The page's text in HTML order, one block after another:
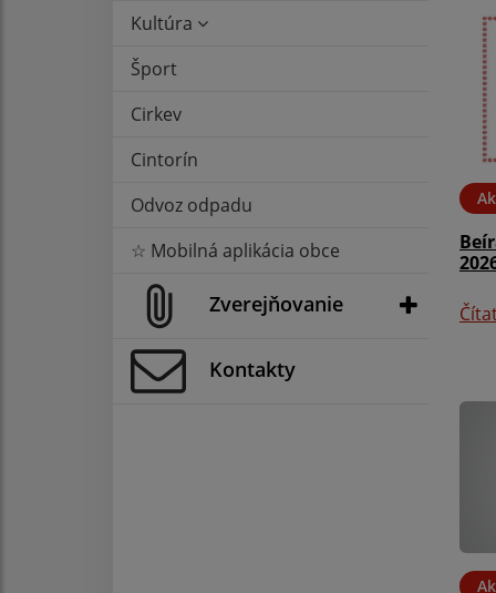
Kultúra
Šport
Cirkev
Cintorín
Odvoz odpadu
☆ Mobilná aplikácia obce
Zverejňovanie
Kontakty